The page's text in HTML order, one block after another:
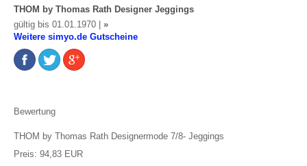
THOM by Thomas Rath Designer Jeggings
gültig bis 01.01.1970 | »
Weitere simyo.de Gutscheine
Bewertung
THOM by Thomas Rath Designermode 7/8- Jeggings
Preis: 94,83 EUR